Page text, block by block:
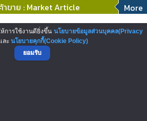
าขาย : Market Article More
าสสู่การเป็นผู้ประกอบการสถานี
ารน้ำมันเชลล์ บริษัทพลังงานระดับ
ก...
การใช้งานดียิ่งขึ้น นโยบายข้อมูลส่วนบุคคล(Privacy
ะ นโยบายคุกกี้(Cookie Policy)
ยอมรับ